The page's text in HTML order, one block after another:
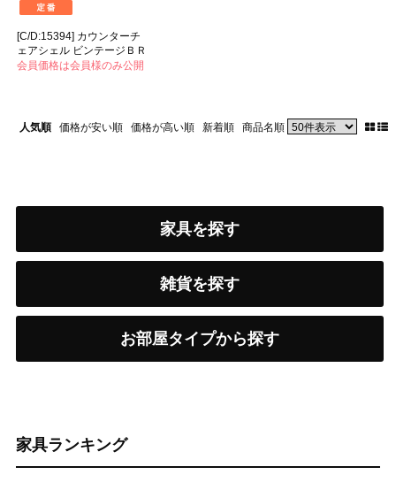
[C/D:15394] カウンターチ
ェアシェル ビンテージＢＲ
会員価格は会員様のみ公開
人気順 価格が安い順 価格が高い順 新着順 商品名順
家具を探す
雑貨を探す
お部屋タイプから探す
家具ランキング